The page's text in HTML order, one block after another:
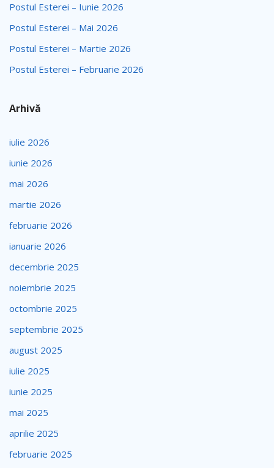
Postul Esterei – Iunie 2026
Postul Esterei – Mai 2026
Postul Esterei – Martie 2026
Postul Esterei – Februarie 2026
Arhivă
iulie 2026
iunie 2026
mai 2026
martie 2026
februarie 2026
ianuarie 2026
decembrie 2025
noiembrie 2025
octombrie 2025
septembrie 2025
august 2025
iulie 2025
iunie 2025
mai 2025
aprilie 2025
februarie 2025